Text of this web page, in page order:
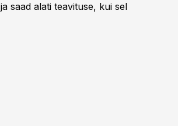
saad alati teavituse, kui sel